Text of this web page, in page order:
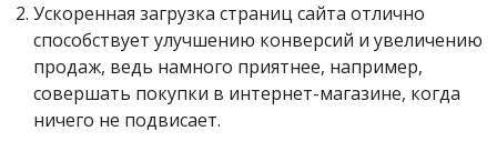
Ускоренная загрузка страниц сайта отлично
способствует улучшению конверсий и увеличению
продаж, ведь намного приятнее, например,
совершать покупки в интернет-магазине, когда
ничего не подвисает.